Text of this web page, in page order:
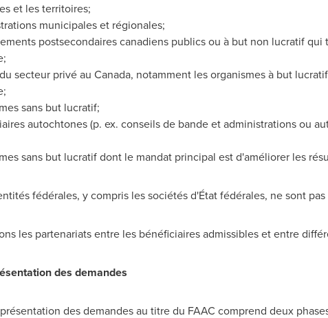
et les territoires;
municipales et régionales;
postsecondaires canadiens publics ou à but non lucratif
secteur privé au Canada, notamment les organismes à but
sans but lucratif;
autochtones (p. ex. conseils de bande et administrations ou
sans but lucratif dont le mandat principal est d'améliorer les
fédérales, y compris les sociétés d'État fédérales, ne sont
les partenariats entre les bénéficiaires admissibles et entre
des demandes
des demandes au titre du FAAC comprend deux